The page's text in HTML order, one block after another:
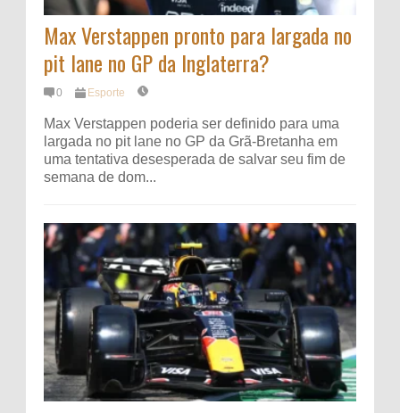
Max Verstappen pronto para largada no
pit lane no GP da Inglaterra?
0 Esporte
Max Verstappen poderia ser definido para uma
largada no pit lane no GP da Grã-Bretanha em
uma tentativa desesperada de salvar seu fim de
semana de dom...